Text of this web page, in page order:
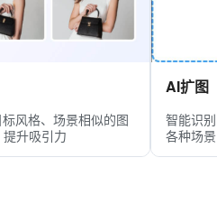
风格、场景相似的图
升吸引力
AI扩图
智能识
各种场